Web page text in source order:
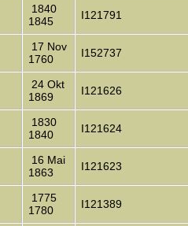
1840
1845
I121791
17 Nov
1760
I152737
24 Okt
1869
I121626
1830
1840
I121624
16 Mai
1863
I121623
1775
1780
I121389